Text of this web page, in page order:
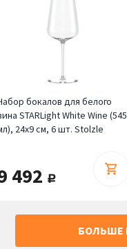
бокалов для белого
STARLight White Wine (545
24х9 см, 6 шт. Stolzle
492 руб.
БОЛЬШЕ